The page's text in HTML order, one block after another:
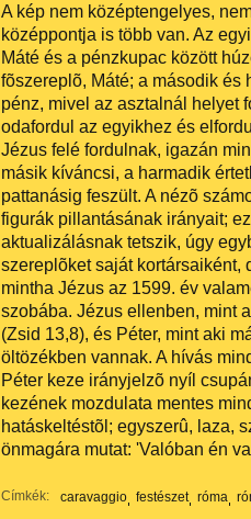
A kép nem középtengelyes,
középpontja is több van. Az
Máté és a pénzkupac között
fõszereplõ, Máté; a második és
pénz, mivel az asztalnál helyet
odafordul az egyikhez és
Jézus felé fordulnak, igazán
másik kíváncsi, a harmadik
pattanásig feszült. A nézõ
figurák pillantásának irányait;
aktualizálásnak tetszik, úgy
szereplõket saját
mintha Jézus az 1599. év
szobába. Jézus ellenben, mint
(Zsid 13,8), és Péter, mint aki
öltözékben vannak. A hívás
Péter keze irányjelzõ nyíl
kezének mozdulata mentes
hatáskeltéstõl; egyszerû, laza,
önmagára mutat: 'Valóban én
Címkék: caravaggio festészet róma